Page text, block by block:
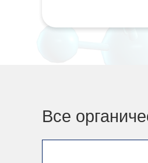
Все